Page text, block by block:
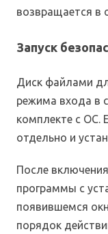
возвращается в
Запуск
Диск файлами
режима входа в
комплекте с ОС.
отдельно и
После
программы с
появившемся
порядок